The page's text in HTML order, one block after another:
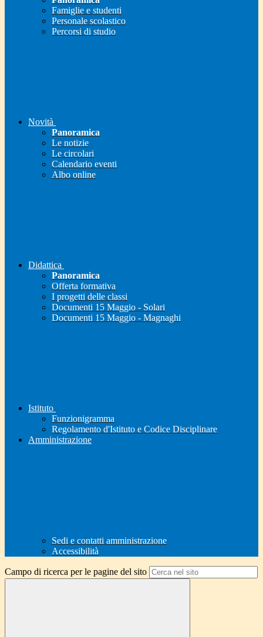
Famiglie e studenti
Personale scolastico
Percorsi di studio
Novità
Panoramica
Le notizie
Le circolari
Calendario eventi
Albo online
Didattica
Panoramica
Offerta formativa
I progetti delle classi
Documenti 15 Maggio - Solari
Documenti 15 Maggio - Magnaghi
Istituto
Funzionigramma
Regolamento d'Istituto e Codice Disciplinare
Amministrazione
Sedi e contatti amministrazione
Accessibilità
Campo di ricerca per le pagine del sito